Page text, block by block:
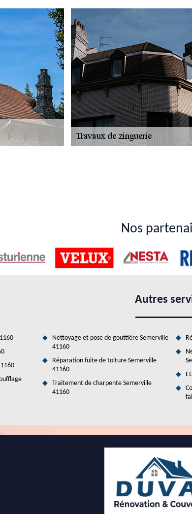
à Semerville dans le 41160 et ses environs
effectuer des travaux de zinguerie pour donner un charme au
des verrières. Pour de telles opérations, il est indispensable de
recommander de solliciter le service de Duval Rénovation &
mise en place des verrières à Semerville
maîtrise des différentes techniques adaptées. Ainsi, il est
Ainsi, on vous propose le service de Duval Rénovation &
de travail. De plus, il peut proposer des tarifs très intéressants et
il suffit de visiter son site web. De plus, son devis est gratuit et
Nos
Autres
Nettoyage et pose de gouttière Semerville
41160
Réparation fuite de toiture Semerville
41160
Traitement de charpente Semerville
41160